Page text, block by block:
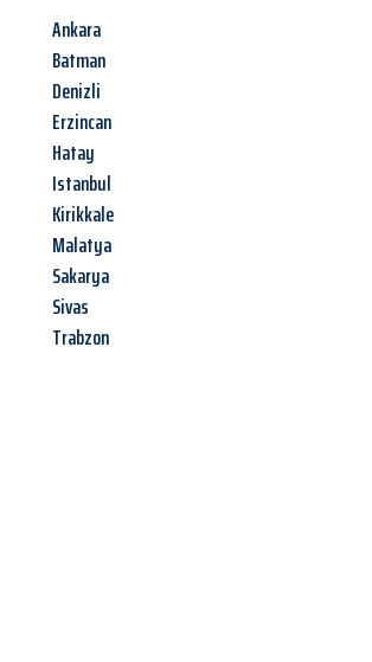
Ankara
Batman
Denizli
Erzincan
Hatay
Istanbul
Kirikkale
Malatya
Sakarya
Sivas
Trabzon